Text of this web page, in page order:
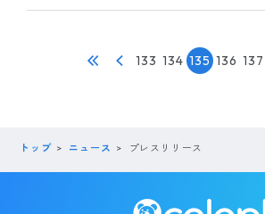
133 134 135 136 137
トップ ニュース プレスリリース